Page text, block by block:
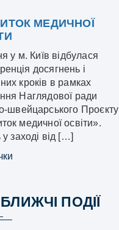
МЕДИЧНОЇ
у м. Київ відбулася
досягнень і
кроків в рамках
Наглядової ради
швейцарського Проєкту
медичної освіти».
у заході від […]
ПОДІЇ